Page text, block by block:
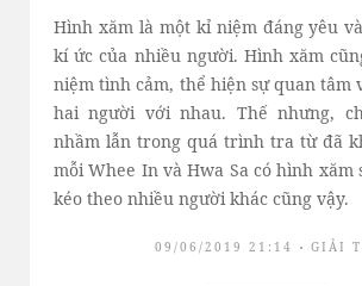
Hình xăm là một kỉ niệm đáng yêu
kí ức của nhiều người. Hình xăm
niệm tình cảm, thể hiện sự quan tâm
hai người với nhau. Thế nhưng,
nhầm lẫn trong quá trình tra từ đã
mỗi Whee In và Hwa Sa có hình xăm
kéo theo nhiều người khác cũng vậy.
09/06/2019 21:14 GIẢI